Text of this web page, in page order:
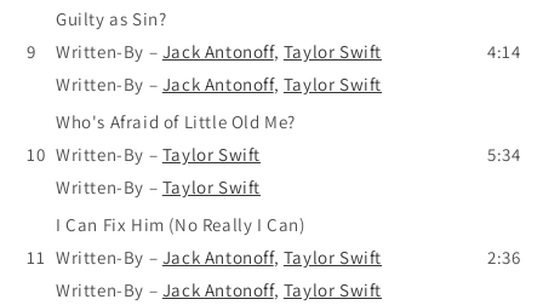
9
Guilty as Sin?
Written-By – Jack Antonoff, Taylor Swift
Written-By – Jack Antonoff, Taylor Swift
4:14
10
Who's Afraid of Little Old Me?
Written-By – Taylor Swift
Written-By – Taylor Swift
5:34
11
I Can Fix Him (No Really I Can)
Written-By – Jack Antonoff, Taylor Swift
Written-By – Jack Antonoff, Taylor Swift
2:36